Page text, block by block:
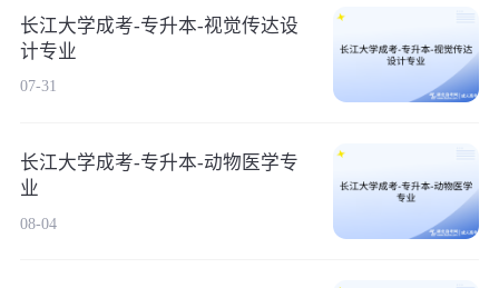
长江大学成考-专升本-视觉传达设
计专业
07-31
长江大学成考-专升本-动物医学专
业
08-04